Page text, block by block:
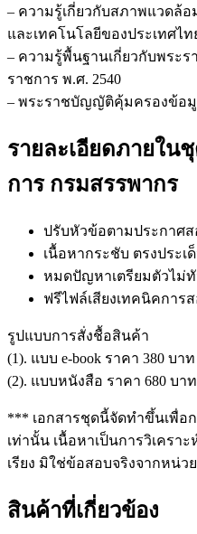
– ความรู้เกี่ยวกับสภาพแวดล้
และเทคโนโลยีของประเทศไ
– ความรู้พื้นฐานเกี่ยวกับพระ
ราชการ พ.ศ. 2540
– พระราชบัญญัติคุ้มครองข้อมู
รายละเอียดภายใน
การ กรมสรรพากร
ปรับหัวข้อตามประกาศ
เนื้อหากระชับ ตรงประเ
หมดปัญหาเตรียมตัวไม่
ฟรีไฟล์เสียงเทคนิคกา
รูปแบบการสั่งชื้อสินค้า
(1). แบบ e-book ราคา 380 บา
(2). แบบหนังสือ ราคา 680 บา
*** เอกสารชุดนี้จัดทำขึ้นเพื่อ
เท่านั้น เนื้อหาเป็นการวิเครา
เรียง มิใช่ข้อสอบจริงจากหน่ว
สินค้าที่เกี่ยวข้อง